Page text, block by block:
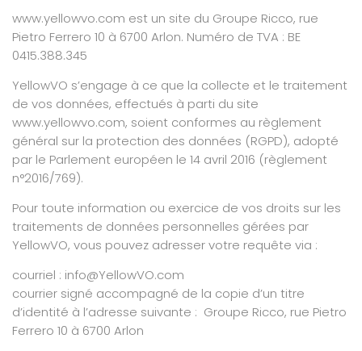
www.yellowvo.com est un site du Groupe Ricco, rue
Pietro Ferrero 10 à 6700 Arlon. Numéro de TVA : BE
0415.388.345
YellowVO s’engage à ce que la collecte et le traitement
de vos données, effectués à parti du site
www.yellowvo.com, soient conformes au règlement
général sur la protection des données (RGPD), adopté
par le Parlement européen le 14 avril 2016 (règlement
n°2016/769).
Pour toute information ou exercice de vos droits sur les
traitements de données personnelles gérées par
YellowVO, vous pouvez adresser votre requête via :
courriel : info@YellowVO.com
courrier signé accompagné de la copie d’un titre
d’identité à l’adresse suivante : Groupe Ricco, rue Pietro
Ferrero 10 à 6700 Arlon